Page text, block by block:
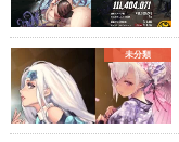
未分類